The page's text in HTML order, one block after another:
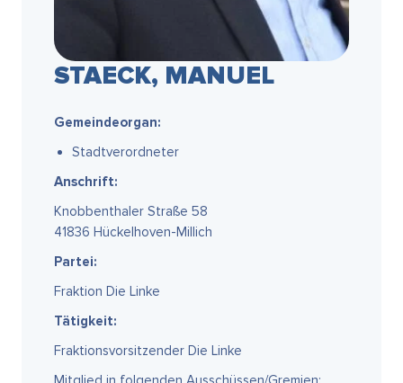
STAECK, MANUEL
Gemeindeorgan:
Stadtverordneter
Anschrift:
Knobbenthaler Straße 58
41836 Hückelhoven-Millich
Partei:
Fraktion Die Linke
Tätigkeit:
Fraktionsvorsitzender Die Linke